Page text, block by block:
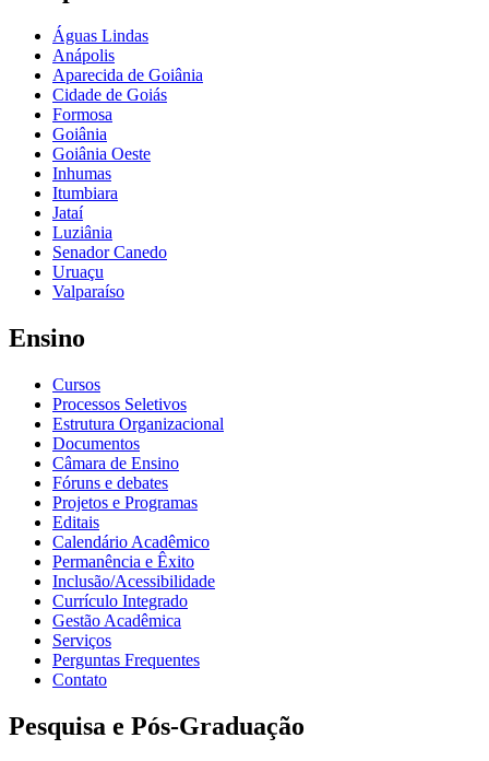
Águas Lindas
Anápolis
Aparecida de Goiânia
Cidade de Goiás
Formosa
Goiânia
Goiânia Oeste
Inhumas
Itumbiara
Jataí
Luziânia
Senador Canedo
Uruaçu
Valparaíso
Ensino
Cursos
Processos Seletivos
Estrutura Organizacional
Documentos
Câmara de Ensino
Fóruns e debates
Projetos e Programas
Editais
Calendário Acadêmico
Permanência e Êxito
Inclusão/Acessibilidade
Currículo Integrado
Gestão Acadêmica
Serviços
Perguntas Frequentes
Contato
Pesquisa e Pós-Graduação